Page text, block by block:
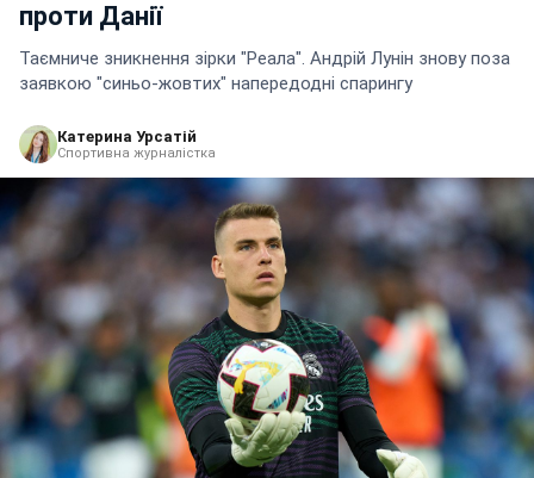
проти Данії
Таємниче зникнення зірки "Реала". Андрій Лунін знову поза
заявкою "синьо-жовтих" напередодні спарингу
Катерина Урсатій
Спортивна журналістка